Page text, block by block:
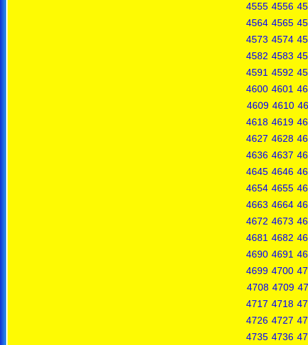
4555 4556
4564 4565
4573 4574
4582 4583
4591 4592
4600 4601
4609 4610
4618 4619
4627 4628
4636 4637
4645 4646
4654 4655
4663 4664
4672 4673
4681 4682
4690 4691
4699 4700
4708 4709
4717 4718
4726 4727
4735 4736